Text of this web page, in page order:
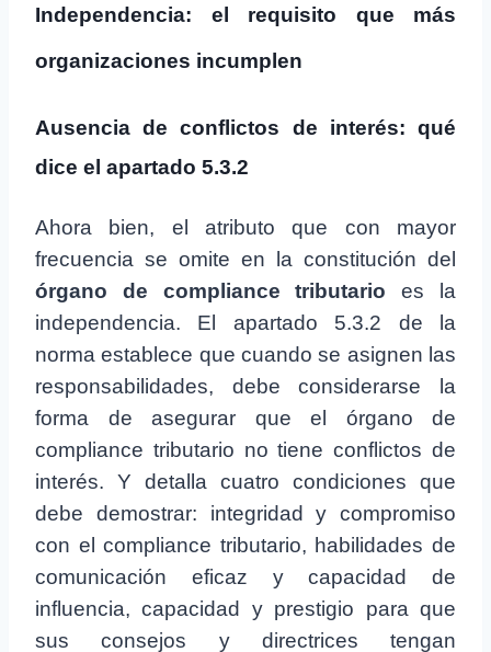
Independencia: el requisito que más
organizaciones incumplen
Ausencia de conflictos de interés: qué
dice el apartado 5.3.2
Ahora bien, el atributo que con mayor
frecuencia se omite en la constitución del
órgano de compliance tributario es la
independencia. El apartado 5.3.2 de la
norma establece que cuando se asignen las
responsabilidades, debe considerarse la
forma de asegurar que el órgano de
compliance tributario no tiene conflictos de
interés. Y detalla cuatro condiciones que
debe demostrar: integridad y compromiso
con el compliance tributario, habilidades de
comunicación eficaz y capacidad de
influencia, capacidad y prestigio para que
sus consejos y directrices tengan